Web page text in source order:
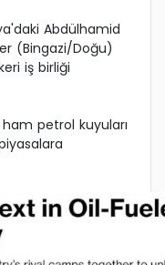
Abdülhamid
(Bingazi/Doğu)
iş birliği
petrol kuyuları